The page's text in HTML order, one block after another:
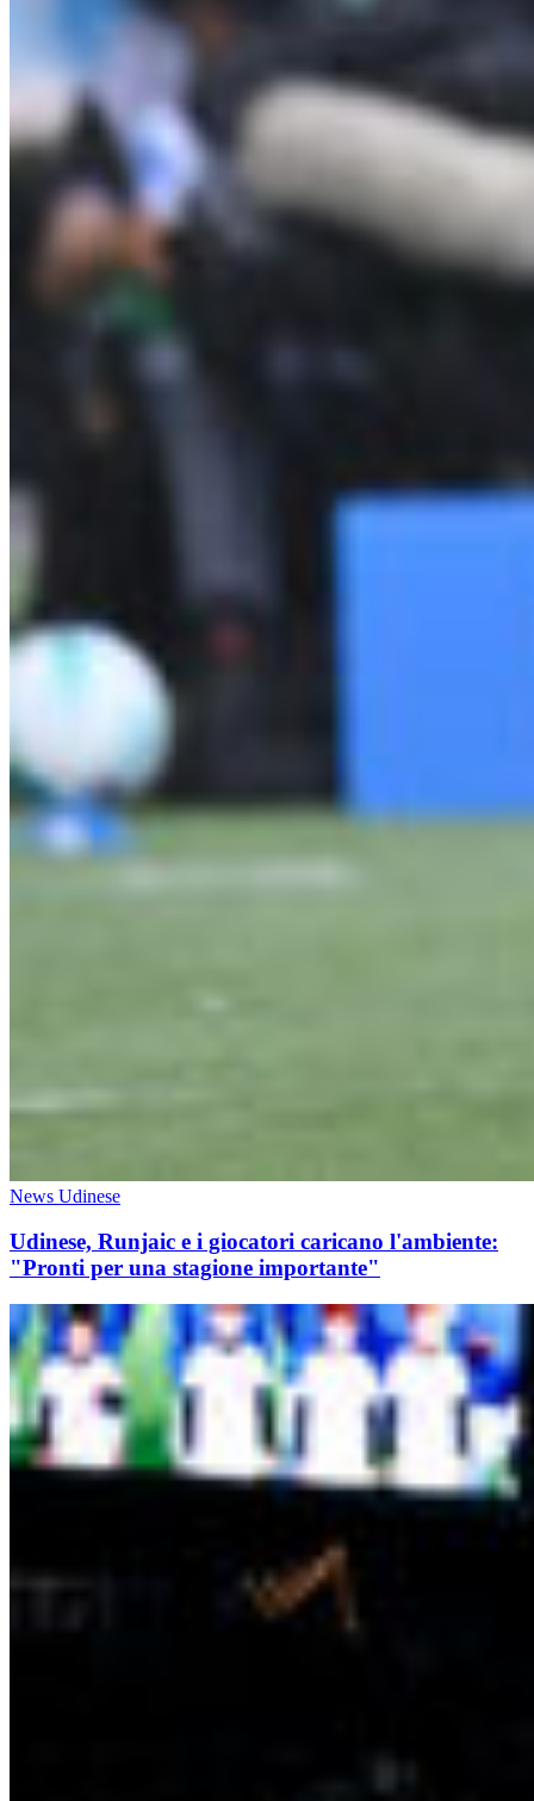
News Udinese
Udinese, Runjaic e i giocatori caricano l'ambiente:
"Pronti per una stagione importante"